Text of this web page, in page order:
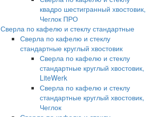
квадро шестигранный хвостовик,
Чеглок ПРО
Сверла по кафелю и стеклу стандартные
Сверла по кафелю и стеклу
стандартные круглый хвостовик
Сверла по кафелю и стеклу
стандартные круглый хвостовик,
LiteWerk
Сверла по кафелю и стеклу
стандартные круглый хвостовик,
Чеглок